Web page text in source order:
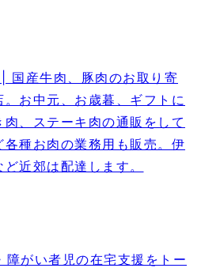
国産牛肉、豚肉のお取り寄
お中元、お歳暮、ギフトに
、ステーキ肉の通販をして
種お肉の業務用も販売。伊
近郊は配達します。
がい者児の在宅支援をトー